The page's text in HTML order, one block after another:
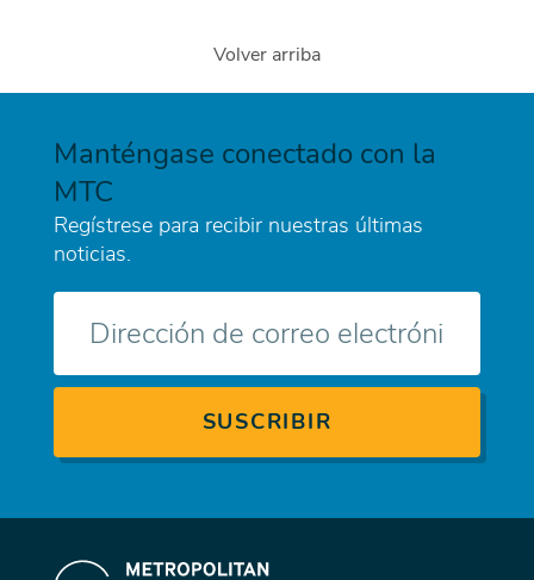
Volver arriba
Manténgase conectado con la
MTC
Regístrese para recibir nuestras últimas
noticias.
electrónico